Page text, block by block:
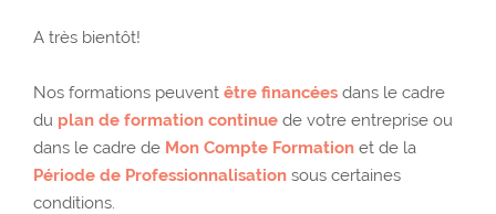
A très bientôt!
Nos formations peuvent être financées dans le cadre
du plan de formation continue de votre entreprise ou
dans le cadre de Mon Compte Formation et de la
Période de Professionnalisation sous certaines
conditions.